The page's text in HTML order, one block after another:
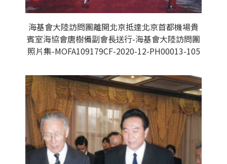
海基會大陸訪問團離開北京抵達北京首都機場貴
賓室海協會唐樹備副會長送行-海基會大陸訪問團
照片集-MOFA109179CF-2020-12-PH00013-105